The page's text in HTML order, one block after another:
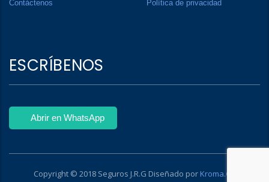
Contáctenos Política de privacidad
ESCRÍBENOS
Abrir en WhatsApp
Copyright © 2018 Seguros J.R.G Diseñado por Kroma.Co